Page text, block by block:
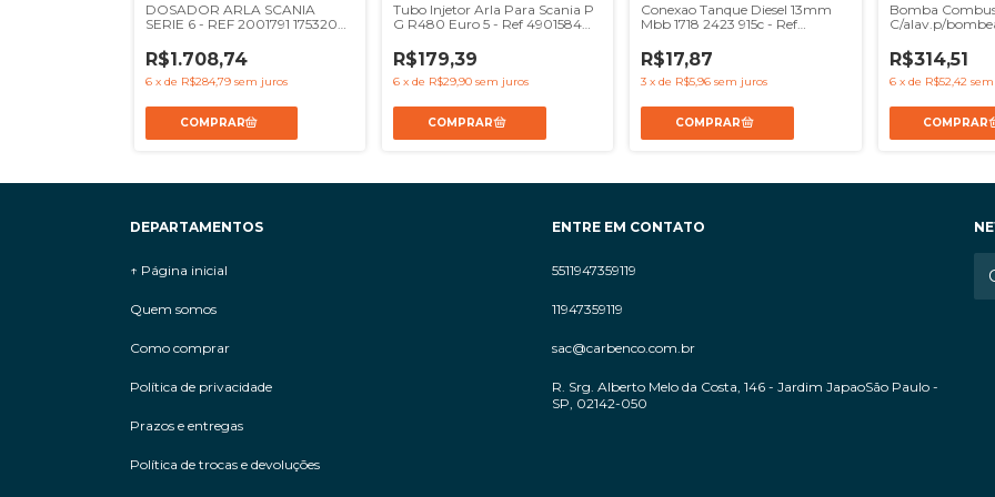
DOSADOR ARLA SCANIA
SERIE 6 - REF 2001791 1753208
R$1.708,74
6 x de R$284,79 sem juros
Tubo Injetor Arla Para Scania P
G R480 Euro 5 - Ref 4901584
R$179,39
6 xde R$29,90 sem juros
Conexao Tanque Diesel 13mm
Mbb 1718 2423 915c - Ref
R$17,87
3 xde R$5,96 sem juros
Bomba
C/alav.p/
R$314,51
6 x de R$52,42
DEPARTAMENTOS
↑ Página inicial
Quem somos
Como comprar
Política de privacidade
Prazos e entregas
Política de trocas e devoluções
ENTRE EM CONTATO
5511947359119
11947359119
sac@carbenco.com.br
R. Srg. Alberto Melo da Costa, 146 - Jardim JapaoSão Paulo -
SP, 02142-050